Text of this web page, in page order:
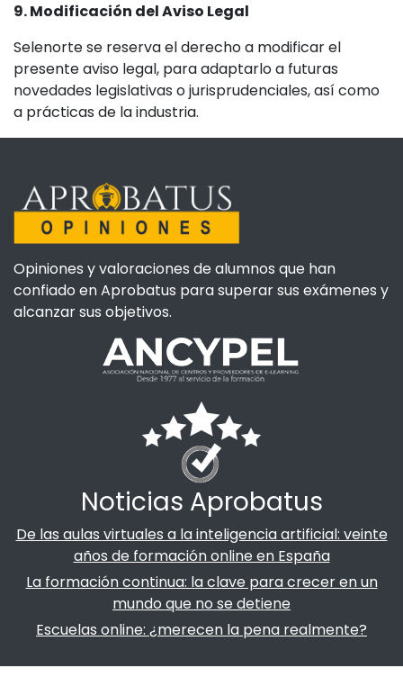
9. Modificación del Aviso Legal
Selenorte se reserva el derecho a modificar el
presente aviso legal, para adaptarlo a futuras
novedades legislativas o jurisprudenciales, así como
a prácticas de la industria.
Opiniones y valoraciones de alumnos que han
confiado en Aprobatus para superar sus exámenes y
alcanzar sus objetivos.
Noticias Aprobatus
De las aulas virtuales a la inteligencia artificial: veinte
años de formación online en España
La formación continua: la clave para crecer en un
mundo que no se detiene
Escuelas online: ¿merecen la pena realmente?